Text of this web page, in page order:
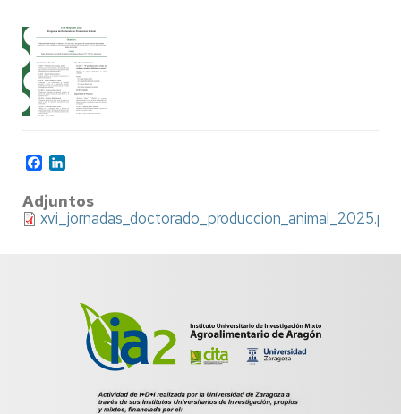
Facebook
Adjuntos
xvi_jornadas_doctorado_produccion_animal_2025.pdf